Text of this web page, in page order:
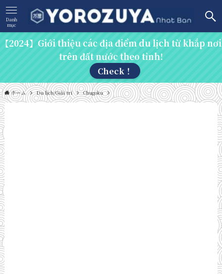
Danh
mục
【2024】Giới thiệu các địa điểm du lịch từ khắp nơi
trên đất nước theo tỉnh!
Check！
ホーム Du lịch/Giải trí Chugoku